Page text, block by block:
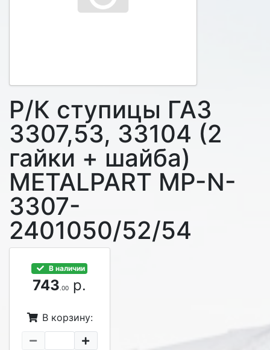
Р/К ступицы ГАЗ
3307,53, 33104 (2
гайки + шайба)
METALPART MP-N-
3307-
2401050/52/54
В наличии
743.00 р.
В корзину: